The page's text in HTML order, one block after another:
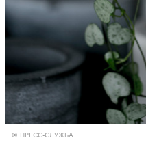
© ПРЕСС-СЛУЖБА